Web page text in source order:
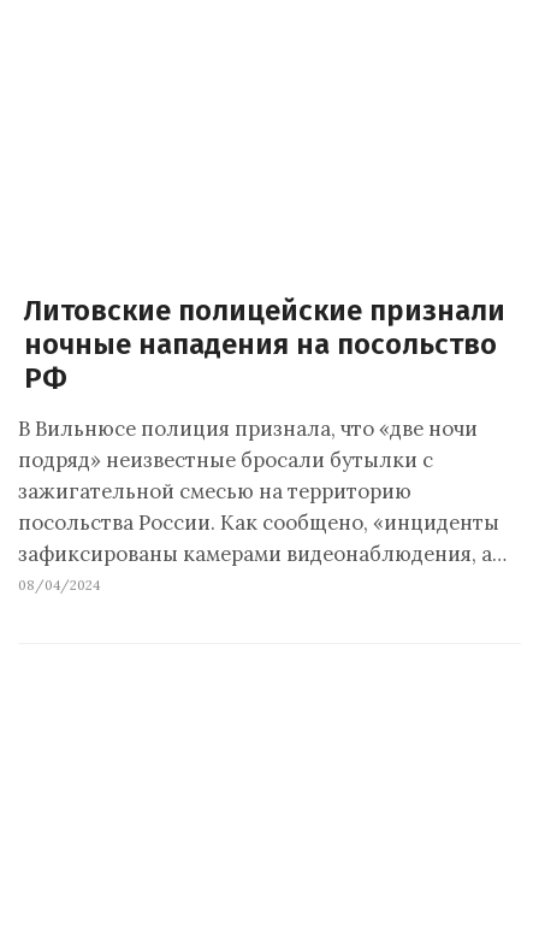
Литовские полицейские признали
ночные нападения на посольство
РФ
В Вильнюсе полиция признала, что «две ночи
подряд» неизвестные бросали бутылки с
зажигательной смесью на территорию
посольства России. Как сообщено, «инциденты
зафиксированы камерами видеонаблюдения, а…
08/04/2024